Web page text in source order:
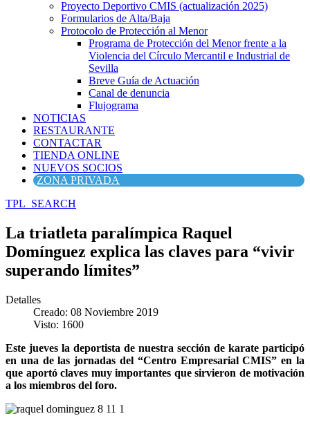
Proyecto Deportivo CMIS (actualización 2025)
Formularios de Alta/Baja
Protocolo de Protección al Menor
Programa de Protección del Menor frente a la
Violencia del Círculo Mercantil e Industrial de
Sevilla
Breve Guía de Actuación
Canal de denuncia
Flujograma
NOTICIAS
RESTAURANTE
CONTACTAR
TIENDA ONLINE
NUEVOS SOCIOS
ZONA PRIVADA
TPL_SEARCH
La triatleta paralímpica Raquel
Domínguez explica las claves para “vivir
superando límites”
Detalles
Creado: 08 Noviembre 2019
Visto: 1600
Este jueves la deportista de nuestra sección de karate participó
en una de las jornadas del “Centro Empresarial CMIS” en la
que aportó claves muy importantes que sirvieron de motivación
a los miembros del foro.